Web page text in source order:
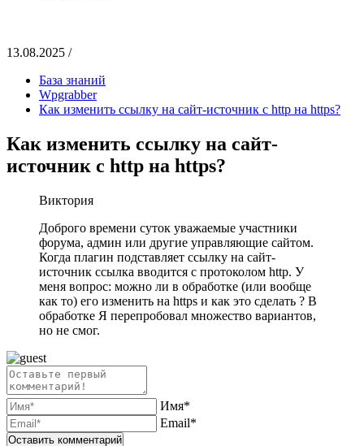
13.08.2025 /
База знаний
Wpgrabber
Как изменить ссылку на сайт-источник с http на https?
Как изменить ссылку на сайт-
источник с http на https?
Виктория
Доброго времени суток уважаемые участники
форума, админ или другие управляющие сайтом.
Когда плагин подставляет ссылку на сайт-
источник ссылка вводится с протоколом http. У
меня вопрос: можно ли в обработке (или вообще
как то) его изменить на https и как это сделать ? В
обработке Я перепробовал множество вариантов,
но не смог.
Имя*
Email*